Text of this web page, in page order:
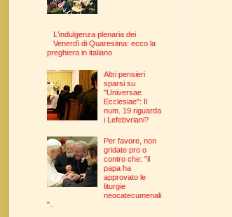
L'indulgenza plenaria dei
Venerdì di Quaresima: ecco la
preghiera in italiano
Altri pensieri
sparsi su
"Universae
Ecclesiae": Il
num. 19 riguarda
i Lefebvriani?
Per favore, non
gridate pro o
contro che: "il
papa ha
approvato le
liturgie
neocatecumenali
"..